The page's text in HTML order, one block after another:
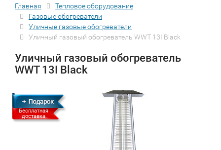
Главная
Тепловое оборудование
Газовые обогреватели
Уличные газовые обогреватели
Уличный газовый обогреватель WWT 13I Black
Уличный газовый обогреватель
WWT 13I Black
Бесплатная
доставка